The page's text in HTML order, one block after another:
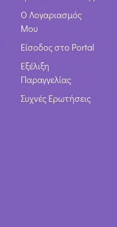
Ο Λογαριασμός
Μου
Είσοδος στο Portal
Εξέλιξη
Παραγγελίας
Συχνές Ερωτήσεις